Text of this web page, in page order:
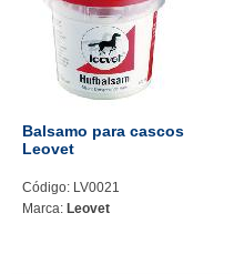
Balsamo para cascos
Leovet
Código: LV0021
Marca: Leovet